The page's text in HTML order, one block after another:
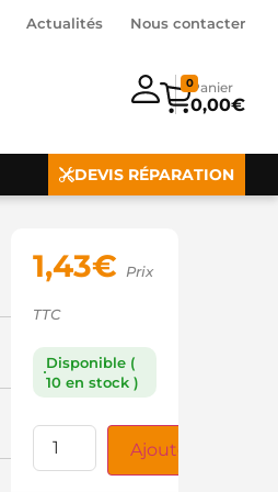
Actualités Nous contacter
0,00€
0
DEVIS RÉPARATION
1,43€ Prix
TTC
Disponible (
10 en stock )
Ajouter au